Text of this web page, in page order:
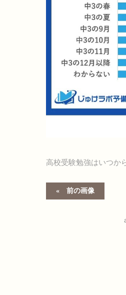
高校受験勉強はいつか
前の画像